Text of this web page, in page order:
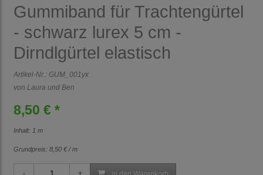
Gummiband für Trachtengürtel
- schwarz lurex 5 cm -
Dirndlgürtel elastisch
Artikel-Nr.: GUM_001yx
von Laura und Ben
8,50 € *
Inhalt: 1 m
Grundpreis: 8,50 € / m